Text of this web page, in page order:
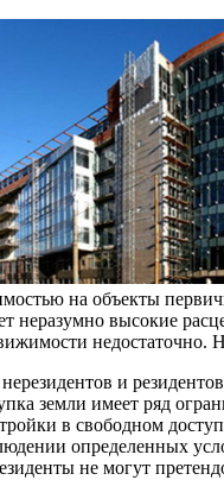
на объекты
неразумно высокие
недостаточно.
и
земли имеет ряд
в свободном
определенных
не могут